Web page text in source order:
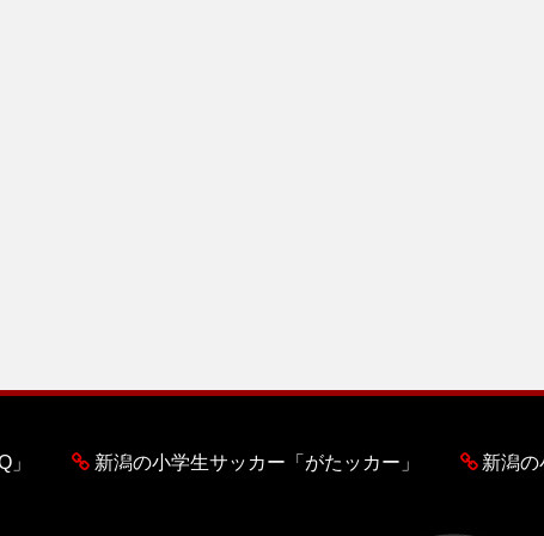
新潟の小学生サッカー「がたッカー」 新潟の